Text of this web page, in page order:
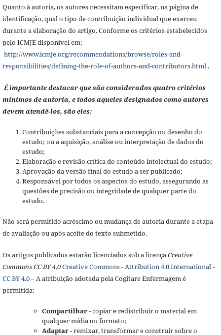
Quanto à autoria, os autores necessitam especificar, na página de
identificação, qual o tipo de contribuição individual que exerceu
durante a elaboração do artigo. Conforme os critérios estabelecidos
pelo ICMJE disponível em:
http://www.icmje.org/recommendations/browse/roles-and-
responsibilities/defining-the-role-of-authors-and-contributors.html.
É importante destacar que são considerados quatro critérios
mínimos de autoria, e todos aqueles designados como autores
devem atendê-los, são eles:
Contribuições substanciais para a concepção ou desenho do
estudo; ou a aquisição, análise ou interpretação de dados do
estudo;
Elaboração e revisão crítica do conteúdo intelectual do estudo;
Aprovação da versão final do estudo a ser publicado;
Responsável por todos os aspectos do estudo, assegurando as
questões de precisão ou integridade de qualquer parte do
estudo.
Não será permitido acréscimo ou mudança de autoria durante a etapa
de avaliação ou após aceite do texto submetido.
Os artigos publicados estarão licenciados sob a licençaCreative
Commons CC BY 4.0Creative Commons - Attribution 4.0 International -
CC BY 4.0– A atribuição adotada pela Cogitare Enfermagem é
permitida:
Compartilhar- copiar e redistribuir o material em
qualquer mídia ou formato;
Adaptar- remixar, transformar e construir sobre o